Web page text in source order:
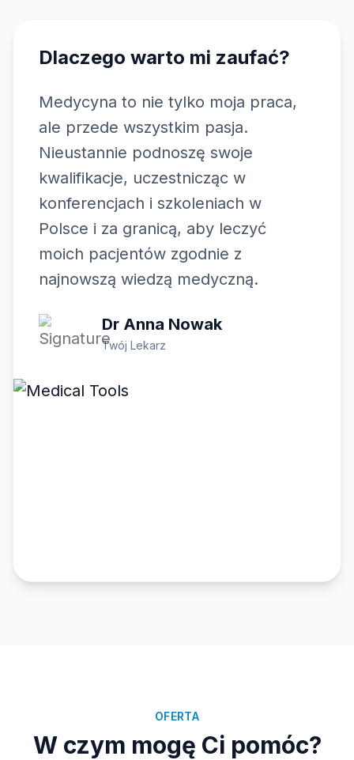
Dlaczego warto mi zaufać?
Medycyna to nie tylko moja praca,
ale przede wszystkim pasja.
Nieustannie podnoszę swoje
kwalifikacje, uczestnicząc w
konferencjach i szkoleniach w
Polsce i za granicą, aby leczyć
moich pacjentów zgodnie z
najnowszą wiedzą medyczną.
Dr Anna Nowak
Twój Lekarz
OFERTA
W czym mogę Ci pomóc?